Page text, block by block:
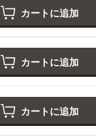
カートに追加
カートに追加
カートに追加